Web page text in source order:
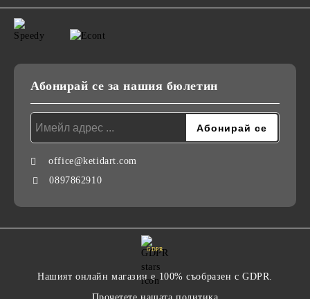
Абонирай се за нашия бюлетин
office@ketidart.com
0897862910
GDPR
Нашият онлайн магазин е 100% съобразен с GDPR.